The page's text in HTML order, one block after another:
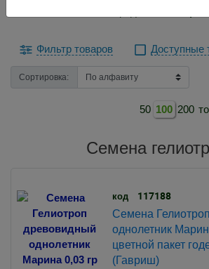
Фильтр товаров Доступные
Сортировка:
50 100 200
Семена
код 117188
Семена
однолетник
цветной пакет
(Гавриш)